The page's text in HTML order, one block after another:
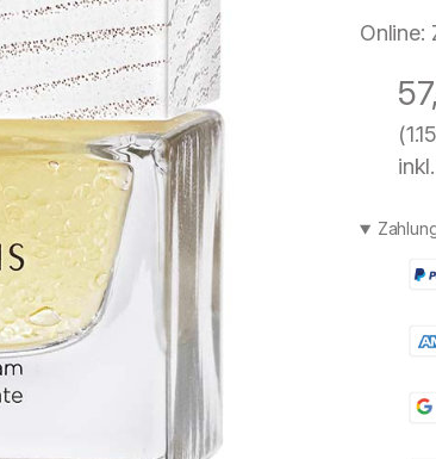
Online:
(